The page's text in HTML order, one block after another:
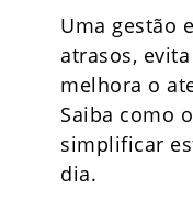
Uma gestão
atrasos,
melhora o
Saiba como
simplificar
dia.